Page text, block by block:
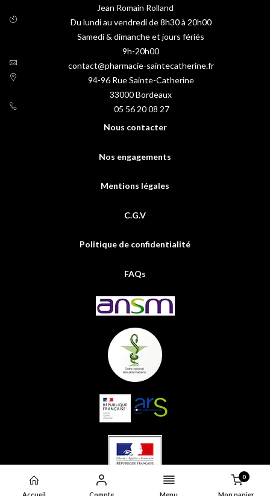
Jean Romain Rolland
Du lundi au vendredi de 8h30 à 20h00
Samedi & dimanche et jours fériés
9h-20h00
contact@pharmacie-saintecatherine.fr
94-96 Rue Sainte-Catherine
33000Bordeaux
05 56 20 08 27
Nous contacter
Nos engagements
Mentions légales
C.G.V
Politique de confidentialité
FAQs
0